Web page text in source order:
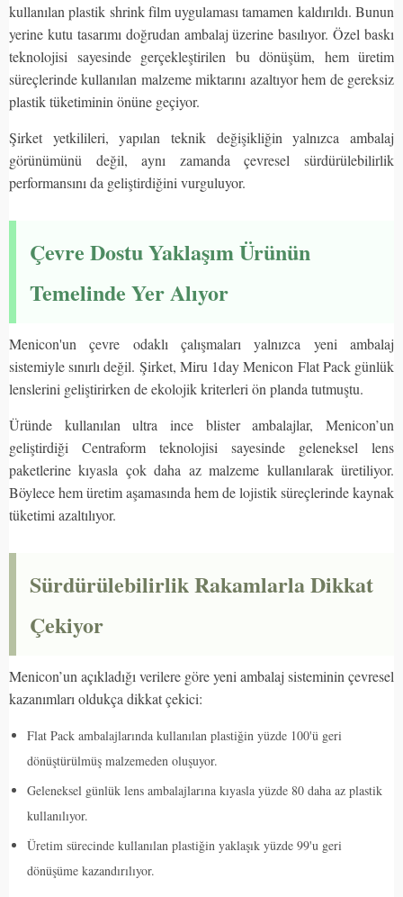
kullanılan plastik shrink film uygulaması tamamen kaldırıldı. Bunun
yerine kutu tasarımı doğrudan ambalaj üzerine basılıyor. Özel baskı
teknolojisi sayesinde gerçekleştirilen bu dönüşüm, hem üretim
süreçlerinde kullanılan malzeme miktarını azaltıyor hem de gereksiz
plastik tüketiminin önüne geçiyor.
Şirket yetkilileri, yapılan teknik değişikliğin yalnızca ambalaj
görünümünü değil, aynı zamanda çevresel sürdürülebilirlik
performansını da geliştirdiğini vurguluyor.
Çevre Dostu Yaklaşım Ürünün
Temelinde Yer Alıyor
Menicon'un çevre odaklı çalışmaları yalnızca yeni ambalaj
sistemiyle sınırlı değil. Şirket, Miru 1day Menicon Flat Pack günlük
lenslerini geliştirirken de ekolojik kriterleri ön planda tutmuştu.
Üründe kullanılan ultra ince blister ambalajlar, Menicon’un
geliştirdiği Centraform teknolojisi sayesinde geleneksel lens
paketlerine kıyasla çok daha az malzeme kullanılarak üretiliyor.
Böylece hem üretim aşamasında hem de lojistik süreçlerinde kaynak
tüketimi azaltılıyor.
Sürdürülebilirlik Rakamlarla Dikkat
Çekiyor
Menicon’un açıkladığı verilere göre yeni ambalaj sisteminin çevresel
kazanımları oldukça dikkat çekici:
Flat Pack ambalajlarında kullanılan plastiğin yüzde 100'ü geri
dönüştürülmüş malzemeden oluşuyor.
Geleneksel günlük lens ambalajlarına kıyasla yüzde 80 daha az plastik
kullanılıyor.
Üretim sürecinde kullanılan plastiğin yaklaşık yüzde 99'u geri
dönüşüme kazandırılıyor.